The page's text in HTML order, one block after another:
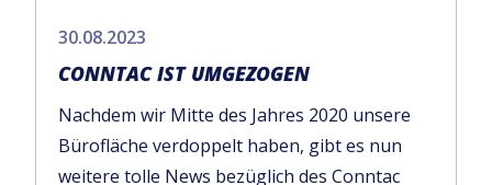
30.08.2023
CONNTAC IST UMGEZOGEN
Nachdem wir Mitte des Jahres 2020 unsere
Bürofläche verdoppelt haben, gibt es nun
weitere tolle News bezüglich des Conntac